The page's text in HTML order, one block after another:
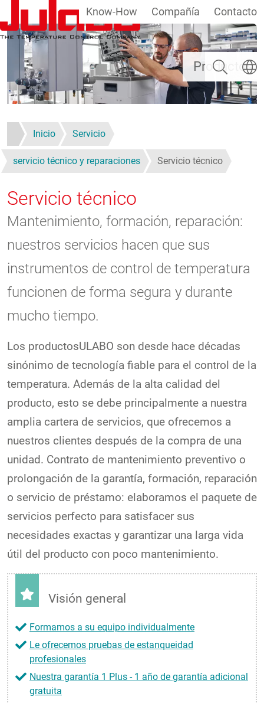
Pasar al contenido principal
Productos
Know-How Compañía Contacto
Buscar
Inicio Servicio
servicio técnico y reparaciones Servicio técnico
Servicio técnico
Mantenimiento, formación, reparación:
nuestros servicios hacen que sus
instrumentos de control de temperatura
funcionen de forma segura y durante
mucho tiempo.
Los productosULABO son desde hace décadas
sinónimo de tecnología fiable para el control de la
temperatura. Además de la alta calidad del
producto, esto se debe principalmente a nuestra
amplia cartera de servicios, que ofrecemos a
nuestros clientes después de la compra de una
unidad. Contrato de mantenimiento preventivo o
prolongación de la garantía, formación, reparación
o servicio de préstamo: elaboramos el paquete de
servicios perfecto para satisfacer sus
necesidades exactas y garantizar una larga vida
útil del producto con poco mantenimiento.
Visión general
Formamos a su equipo individualmente
Le ofrecemos pruebas de estanqueidad
profesionales
Nuestra garantía 1 Plus - 1 año de garantía adicional
gratuita